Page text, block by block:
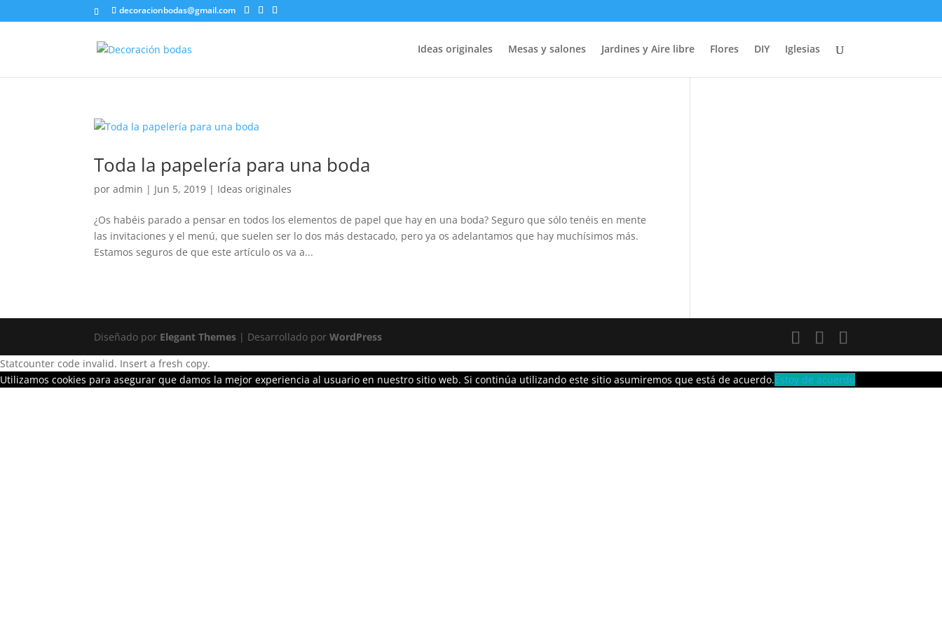
decoracionbodas@gmail.com
Ideas originales Mesas y salones Jardines y Aire libre Flores DIY Iglesias
Toda la papelería para una boda
poradmin | Jun 5, 2019 | Ideas originales
¿Os habéis parado a pensar en todos los elementos de papel que hay en una boda? Seguro que sólo tenéis en mente
las invitaciones y el menú, que suelen ser lo dos más destacado, pero ya os adelantamos que hay muchísimos más.
Estamos seguros de que este artículo os va a...
Diseñado por Elegant Themes | Desarrollado porWordPress
Statcounter code invalid. Insert a fresh copy.
Utilizamos cookies para asegurar que damos la mejor experiencia al usuario en nuestro sitio web. Si continúa utilizando este sitio asumiremos que está de acuerdo.Estoy de acuerdo